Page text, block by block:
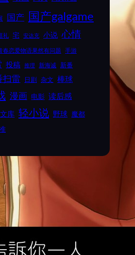
国产 国产galgame
礼 宅 安达充 小说 心情
春恋爱物语果然有问题 手游
投稿 推理 新海诚 新番
扫雷 日剧 杂文 棒球
漫画 电影 读后感
库 轻小说 野球 魔都